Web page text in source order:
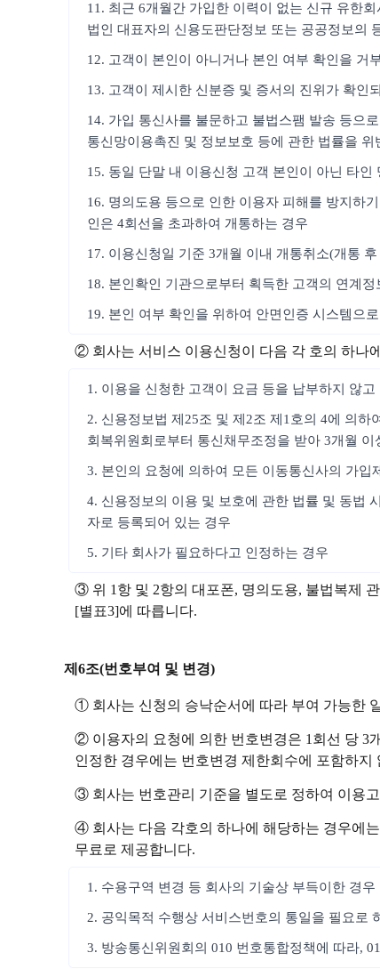
11. 최근 6개월간 가입한 이력이 없는 신규 유한
법인 대표자의 신용도판단정보 또는 공공정보의
12. 고객이 본인이 아니거나 본인 여부 확인을 거
13. 고객이 제시한 신분증 및 증서의 진위가 확인
14. 가입 통신사를 불문하고 불법스팸 발송 등으
통신망이용촉진 및 정보보호 등에 관한 법률을
15. 동일 단말 내 이용신청 고객 본인이 아닌 타인
16. 명의도용 등으로 인한 이용자 피해를 방지하
인은 4회선을 초과하여 개통하는 경우
17. 이용신청일 기준 3개월 이내 개통취소(개통
18. 본인확인 기관으로부터 획득한 고객의 연계
19. 본인 여부 확인을 위하여 안면인증 시스템으
② 회사는 서비스 이용신청이 다음 각 호의 하나
1. 이용을 신청한 고객이 요금 등을 납부하지 않고
2. 신용정보법 제25조 및 제2조 제1호의 4에 의
회복위원회로부터 통신채무조정을 받아 3개월
3. 본인의 요청에 의하여 모든 이동통신사의 가입
4. 신용정보의 이용 및 보호에 관한 법률 및 동법
자로 등록되어 있는 경우
5. 기타 회사가 필요하다고 인정하는 경우
③ 위 1항 및 2항의 대포폰, 명의도용, 불법복제
[별표3]에 따릅니다.
제6조(번호부여 및 변경)
① 회사는 신청의 승낙순서에 따라 부여 가능한
② 이용자의 요청에 의한 번호변경은 1회선 당 3
인정한 경우에는 번호변경 제한회수에 포함하지
③ 회사는 번호관리 기준을 별도로 정하여 이용
④ 회사는 다음 각호의 하나에 해당하는 경우에
무료로 제공합니다.
1. 수용구역 변경 등 회사의 기술상 부득이한 경우
2. 공익목적 수행상 서비스번호의 통일을 필요로
3. 방송통신위원회의 010 번호통합정책에 따라,